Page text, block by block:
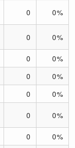
0 0%
0 0%
0
0%
0
0%
0
0%
0 0%
0
0%